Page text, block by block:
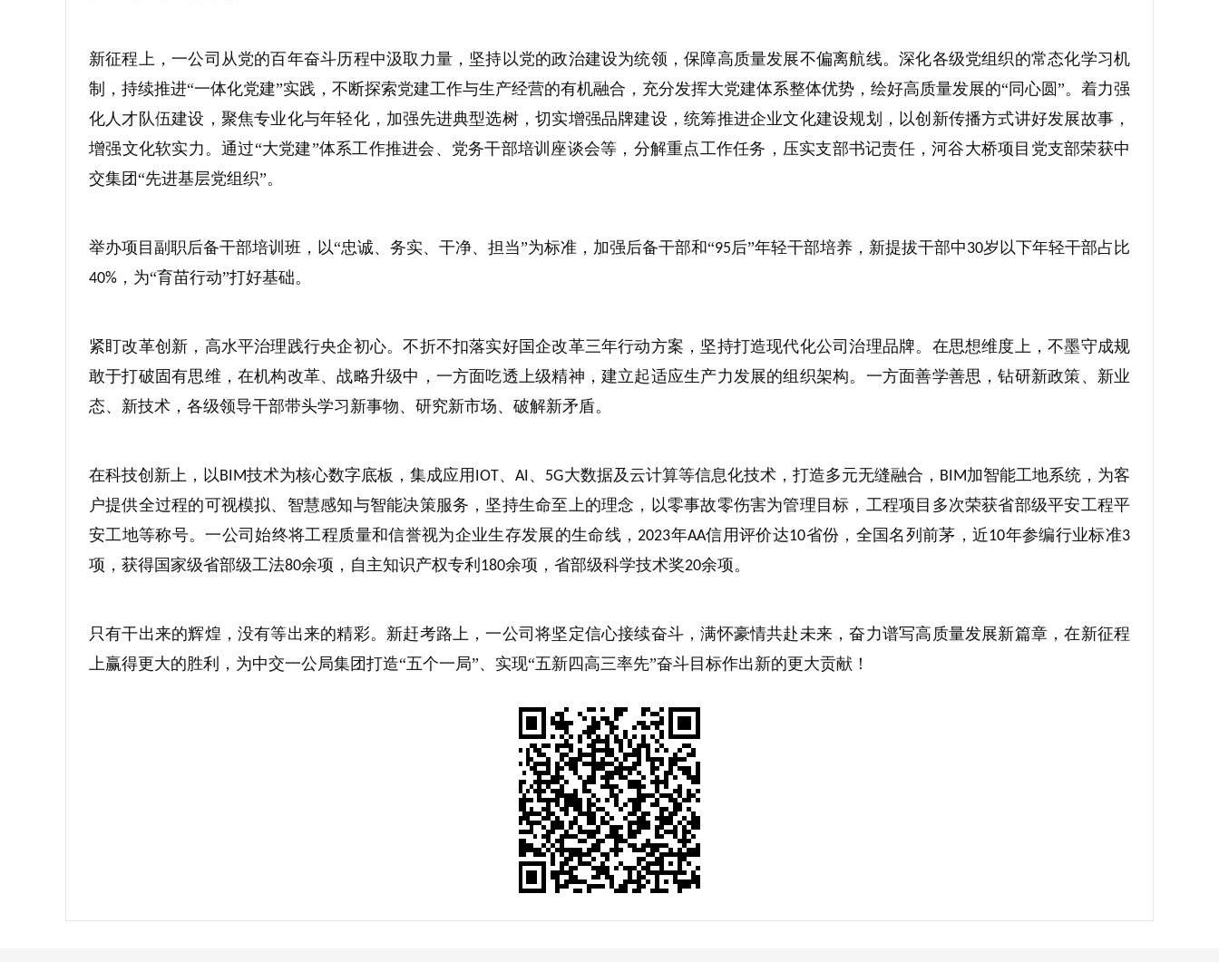
新征程上，一公司从党的百年奋斗历程中汲取力量，坚持以党的政治建设为统领，保障高质量发展不偏离航线。深化各级党组织的常态化学习机
制，持续推进“一体化党建”实践，不断探索党建工作与生产经营的有机融合，充分发挥大党建体系整体优势，绘好高质量发展的“同心圆”。着力强
化人才队伍建设，聚焦专业化与年轻化，加强先进典型选树，切实增强品牌建设，统筹推进企业文化建设规划，以创新传播方式讲好发展故事，
增强文化软实力。通过“大党建”体系工作推进会、党务干部培训座谈会等，分解重点工作任务，压实支部书记责任，河谷大桥项目党支部荣获中
交集团“先进基层党组织”。
举办项目副职后备干部培训班，以“忠诚、务实、干净、担当”为标准，加强后备干部和“95后”年轻干部培养，新提拔干部中30岁以下年轻干部占比
40% ，为“育苗行动”打好基础。
紧盯改革创新，高水平治理践行央企初心。不折不扣落实好国企改革三年行动方案，坚持打造现代化公司治理品牌。在思想维度上，不墨守成规
敢于打破固有思维，在机构改革、战略升级中，一方面吃透上级精神，建立起适应生产力发展的组织架构。一方面善学善思，钻研新政策、新业
态、新技术，各级领导干部带头学习新事物、研究新市场、破解新矛盾。
在科技创新上，以BIM技术为核心数字底板，集成应用 IOT、AI 、 5G大数据及云计算等信息化技术，打造多元无缝融合， BIM加智能工地系统，为客
户提供全过程的可视模拟、智慧感知与智能决策服务，坚持生命至上的理念，以零事故零伤害为管理目标，工程项目多次荣获省部级平安工程平
安工地等称号。一公司始终将工程质量和信誉视为企业生存发展的生命线，2023年AA信用评价达10省份，全国名列前茅，近10年参编行业标准3
项，获得国家级省部级工法80余项，自主知识产权专利 180余项，省部级科学技术奖20余项。
只有干出来的辉煌，没有等出来的精彩。新赶考路上，一公司将坚定信心接续奋斗，满怀豪情共赴未来，奋力谱写高质量发展新篇章，在新征程
上赢得更大的胜利，为中交一公局集团打造“五个一局”、实现“五新四高三率先”奋斗目标作出新的更大贡献！